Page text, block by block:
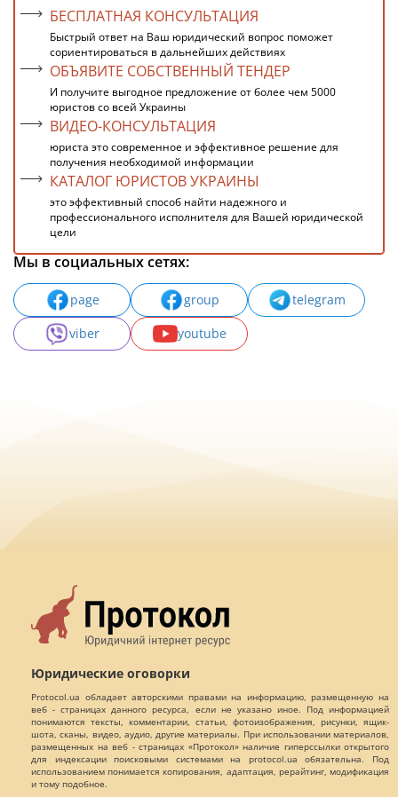
БЕСПЛАТНАЯ КОНСУЛЬТАЦИЯ
Быстрый ответ на Ваш юридический вопрос поможет
сориентироваться в дальнейших действиях
ОБЪЯВИТЕ СОБСТВЕННЫЙ ТЕНДЕР
И получите выгодное предложение от более чем 5000
юристов со всей Украины
ВИДЕО-КОНСУЛЬТАЦИЯ
юриста это современное и эффективное решение для
получения необходимой информации
КАТАЛОГ ЮРИСТОВ УКРАИНЫ
это эффективный способ найти надежного и
профессионального исполнителя для Вашей юридической
цели
Мы в социальных сетях:
page group
telegram
viber
youtube
Юридические оговорки
Protocol.ua обладает авторскими правами на информацию, размещенную на
веб - страницах данного ресурса, если не указано иное. Под информацией
понимаются тексты, комментарии, статьи, фотоизображения, рисунки, ящик-
шота, сканы, видео, аудио, другие материалы. При использовании материалов,
размещенных на веб - страницах «Протокол» наличие гиперссылки открытого
для индексации поисковыми системами на protocol.ua обязательна. Под
использованием понимается копирования, адаптация, рерайтинг, модификация
и тому подобное.